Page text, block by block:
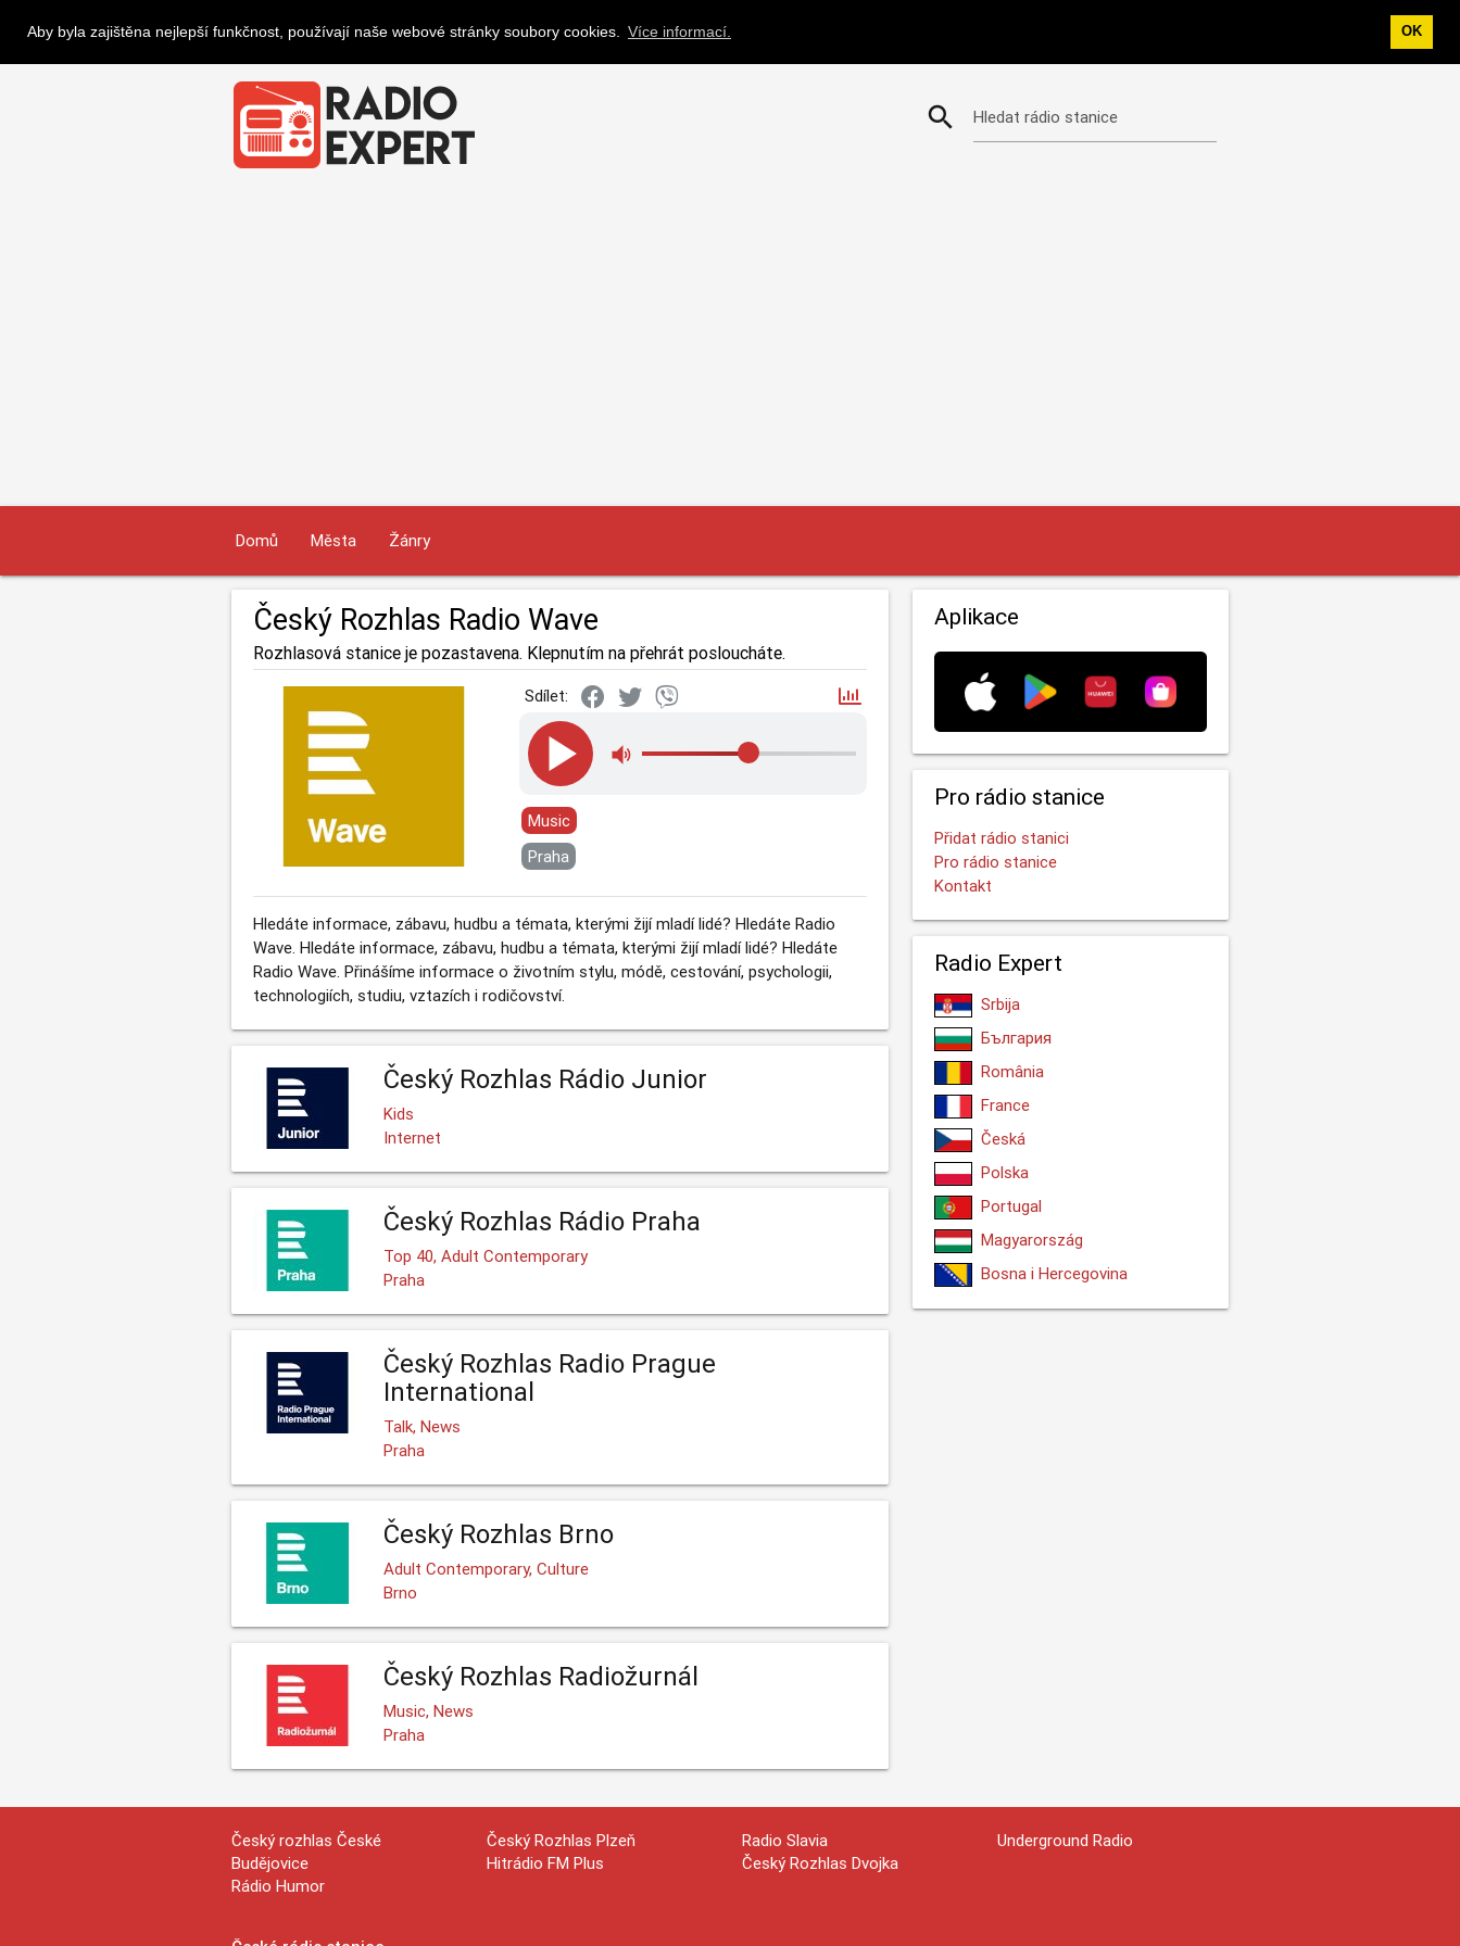
Aby byla zajištěna nejlepší funkčnost, používají naše webové stránky soubory cookies. Více informací. OK
search Hledat rádio stanice
Domů Města Žánry
Český Rozhlas Radio Wave
Rozhlasová stanice je pozastavena. Klepnutím na přehrát posloucháte.
Sdílet:
Music
Praha
Hledáte informace, zábavu, hudbu a témata, kterými žijí mladí lidé? Hledáte Radio
Wave. Hledáte informace, zábavu, hudbu a témata, kterými žijí mladí lidé? Hledáte
Radio Wave. Přinášíme informace o životním stylu, módě, cestování, psychologii,
technologiích, studiu, vztazích i rodičovství.
Český Rozhlas Rádio Junior
Kids
Internet
Český Rozhlas Rádio Praha
Top 40, Adult Contemporary
Praha
Český Rozhlas Radio Prague
International
Talk, News
Praha
Český Rozhlas Brno
Adult Contemporary, Culture
Brno
Český Rozhlas Radiožurnál
Music, News
Praha
Aplikace
Pro rádio stanice
Přidat rádio stanici
Pro rádio stanice
Kontakt
Radio Expert
Srbija
България
România
France
Česká
Polska
Portugal
Magyarország
Bosna i Hercegovina
Český rozhlas České
Budějovice
Rádio Humor
Český Rozhlas Plzeň
Hitrádio FM Plus
Radio Slavia
Český Rozhlas Dvojka
Underground Radio